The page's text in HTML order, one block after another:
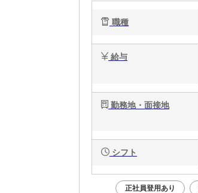
職種
給与
勤務地・面接地
シフト
正社員登用あり